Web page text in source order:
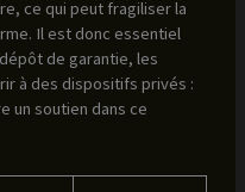
ce qui peut fragiliser la
Il est donc essentiel
de garantie, les
à des dispositifs privés :
un soutien dans ce